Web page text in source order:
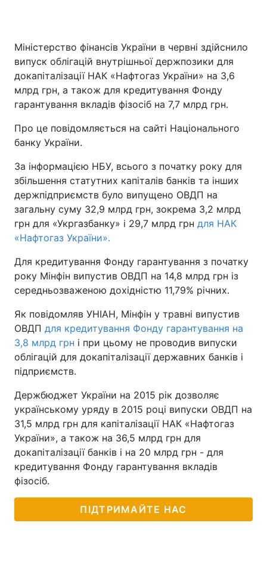
Міністерство фінансів України в червні здійснило
випуск облігацій внутрішньої держпозики для
докапіталізації НАК «Нафтогаз України» на 3,6
млрд грн, а також для кредитування Фонду
гарантування вкладів фізосіб на 7,7 млрд грн.
Про це повідомляється на сайті Національного
банку України.
За інформацією НБУ, всього з початку року для
збільшення статутних капіталів банків та інших
держпідприємств було випущено ОВДП на
загальну суму 32,9 млрд грн, зокрема 3,2 млрд
грн для «Укргазбанку» і 29,7 млрд грн для НАК
«Нафтогаз України».
Для кредитування Фонду гарантування з початку
року Мінфін випустив ОВДП на 14,8 млрд грн із
середньозваженою дохідністю 11,79% річних.
Як повідомляв УНІАН, Мінфін у травні випустив
ОВДП для кредитування Фонду гарантування на
3,8 млрд грн і при цьому не проводив випуски
облігацій для докапіталізації державних банків і
підприємств.
Держбюджет України на 2015 рік дозволяє
українському уряду в 2015 році випуски ОВДП на
31,5 млрд грн для капіталізації НАК «Нафтогаз
України», а також на 36,5 млрд грн для
докапіталізації банків і на 20 млрд грн - для
кредитування Фонду гарантування вкладів
фізосіб.
ПІДТРИМАЙТЕ НАС